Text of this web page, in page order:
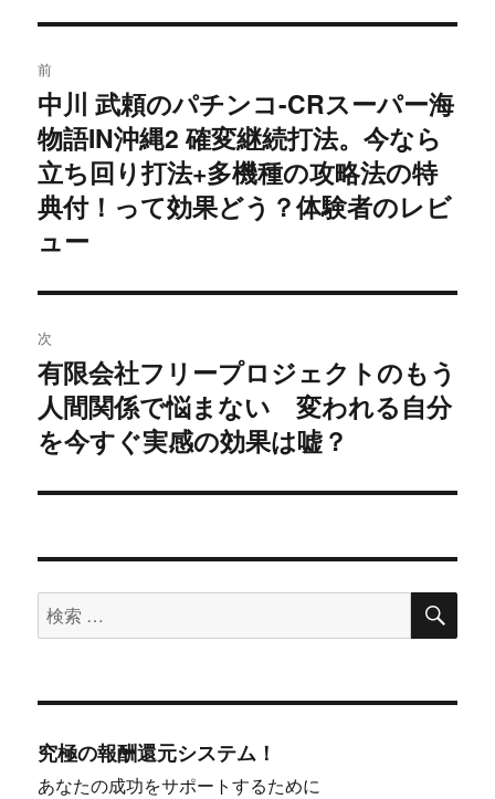
稿
ナ
ビ
ゲ
ー
シ
ョ
ン
前
過
去
の
投
稿:
中川 武頼のパチンコ-CRスーパー海
物語IN沖縄2 確変継続打法。今なら
立ち回り打法+多機種の攻略法の特
典付！って効果どう？体験者のレビ
ュー
次
次
の
投
稿:
有限会社フリープロジェクトのもう
人間関係で悩まない 変われる自分
を今すぐ実感の効果は嘘？
検
索
象:
検
究極の報酬還元システム！
あなたの成功をサポートするために